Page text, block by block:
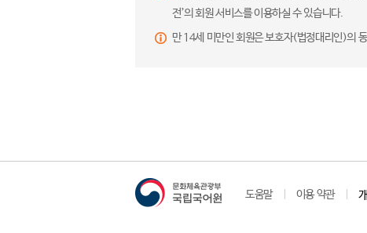
전’의 회원 서비스를 이용하실 수 있습니다.
만 14세 미만인 회원은 보호자(법정대리인)의
도움말 이용 약관